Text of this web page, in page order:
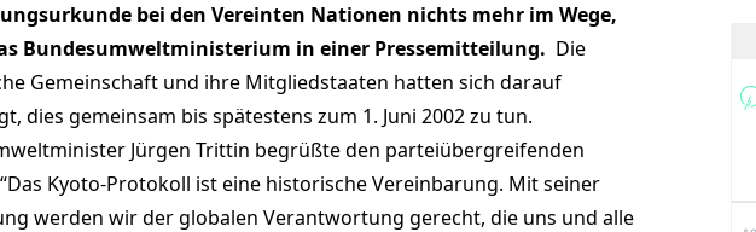
bei den Vereinten Nationen nichts mehr im Wege,
Bundesumweltministerium in einer Pressemitteilung. Die
Gemeinschaft und ihre Mitgliedstaaten hatten sich darauf
dies gemeinsam bis spätestens zum 1. Juni 2002 zu tun.
Jürgen Trittin begrüßte den parteiübergreifenden
Kyoto-Protokoll ist eine historische Vereinbarung. Mit seiner
werden wir der globalen Verantwortung gerecht, die uns und alle